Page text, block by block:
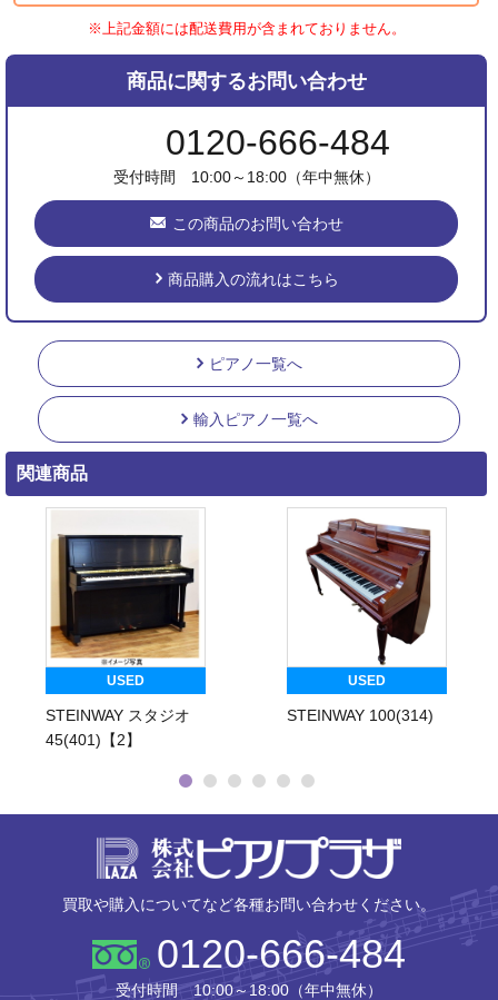
※上記金額には配送費用が含まれておりません。
商品に関するお問い合わせ
0120-666-484
受付時間 10:00～18:00（年中無休）
この商品のお問い合わせ
商品購入の流れはこちら
ピアノ一覧へ
輸入ピアノ一覧へ
関連商品
USED
STEINWAY スタジオ
45(401)【2】
USED
STEINWAY 100(314)
買取や購入についてなど各種お問い合わせください。
0120-666-484
受付時間 10:00～18:00（年中無休）